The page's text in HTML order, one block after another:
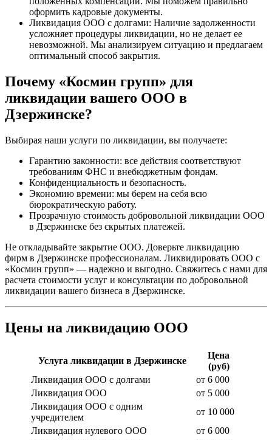
оформить кадровые документы.
Ликвидация ООО с долгами: Наличие задолженности
усложняет процедуры ликвидации, но не делает ее
невозможной. Мы анализируем ситуацию и предлагаем
оптимальный способ закрытия.
Почему «Космин групп» для
ликвидации вашего ООО в
Дзержинске?
Выбирая наши услуги по ликвидации, вы получаете:
Гарантию законности: все действия соответствуют
требованиям ФНС и внебюджетным фондам.
Конфиденциальность и безопасность.
Экономию времени: мы берем на себя всю
бюрократическую работу.
Прозрачную стоимость добровольной ликвидации ООО
в Дзержинске без скрытых платежей.
Не откладывайте закрытие ООО. Доверьте ликвидацию
фирм в Дзержинске профессионалам. Ликвидировать ООО с
«Космин групп» — надежно и выгодно. Свяжитесь с нами для
расчета стоимости услуг и консультации по добровольной
ликвидации вашего бизнеса в Дзержинске.
Цены на ликвидацию ООО
Услуга ликвидации в Дзержинске
Цена
(руб)
Ликвидация ООО с долгами
от 6 000
Ликвидация ООО
от 5 000
Ликвидация ООО с одним
учредителем
от 10 000
Ликвидация нулевого ООО
от 6 000